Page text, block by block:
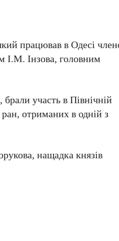
працював в Одесі
І.М. Інзова, головним
участь в Північній
отриманих в одній з
нащадка князів